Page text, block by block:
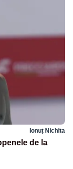
Ionuț Nichita
de la